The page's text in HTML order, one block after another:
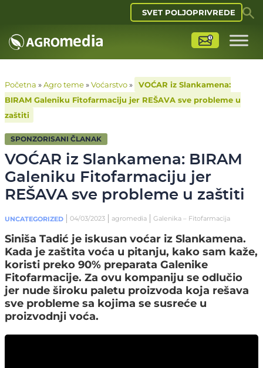
SVET POLJOPRIVREDE
Početna »Agro teme»Voćarstvo»
VOĆAR iz Slankamena:
BIRAM Galeniku Fitofarmaciju jer REŠAVA sve probleme u
zaštiti
SPONZORISANI ČLANAK
VOĆAR iz Slankamena: BIRAM
Galeniku Fitofarmaciju jer
REŠAVA sve probleme u zaštiti
UNCATEGORIZED 04/03/2023 agromedia Galenika – Fitofarmacija
Siniša Tadić je iskusan voćar iz Slankamena.
Kada je zaštita voća u pitanju, kako sam kaže,
koristi preko 90% preparata Galenike
Fitofarmacije. Za ovu kompaniju se odlučio
jer nude široku paletu proizvoda koja rešava
sve probleme sa kojima se susreće u
proizvodnji voća.